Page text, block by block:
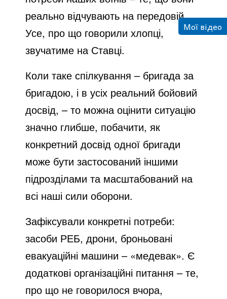
реально відчувають на передовій.
Усе, про що говорили хлопці,
звучатиме на Ставці.
Коли таке спілкування – бригада за
бригадою, і в усіх реальний бойовий
досвід, – то можна оцінити ситуацію
значно глибше, побачити, як
конкретний досвід одної бригади
може бути застосований іншими
підрозділами та масштабований на
всі наші сили оборони.
Зафіксували конкретні потреби:
засоби РЕБ, дрони, броньовані
евакуаційні машини – «медевак». Є
додаткові організаційні питання – те,
про що не говорилося вчора,
Мої відео